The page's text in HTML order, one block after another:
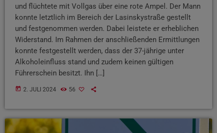
und flüchtete mit Vollgas über eine rote Ampel. Der Mann
konnte letztlich im Bereich der Lasinskystraße gestellt
und festgenommen werden. Dabei leistete er erheblichen
Widerstand. Im Rahmen der anschließenden Ermittlungen
konnte festgestellt werden, dass der 37-jährige unter
Alkoholeinfluss stand und zudem keinen gültigen
Führerschein besitzt. Ihn […]
today 2. JULI 2024 56